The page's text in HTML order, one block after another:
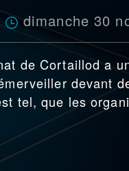
dimanche 30
de Cortaillod a
devant
tel, que les